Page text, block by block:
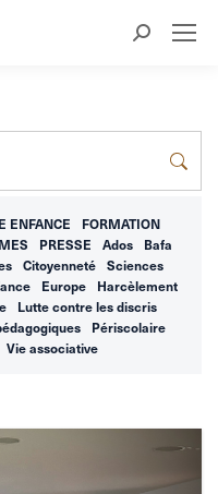
Recherche
ENFANCE
FORMATION
PRESSE Ados
Bafa
Citoyenneté
Sciences
Europe
Harcèlement
Lutte contre les discris
Périscolaire
Vie associative